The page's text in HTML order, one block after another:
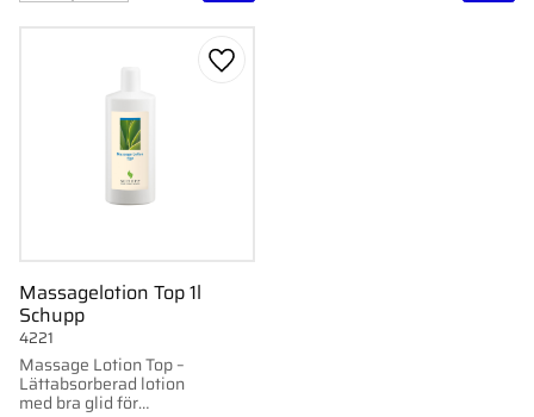
Massagelotion Top 1l
Schupp
Massage Lotion Top –
Lättabsorberad lotion
med bra glid för
4221
Lägg till i favoriter